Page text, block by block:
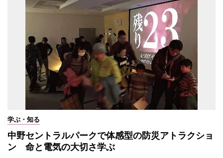
学ぶ・知る
中野セントラルパークで体感型の防災アトラクショ
ン 命と電気の大切さ学ぶ